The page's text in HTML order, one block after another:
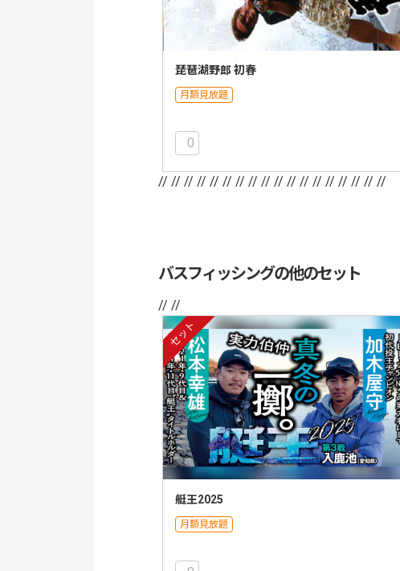
琵琶湖野郎 初春
月額見放題
0
// // // // // // // // // // // // // // // // // //
バスフィッシングの他のセット
// //
セット
艇王2025
月額見放題